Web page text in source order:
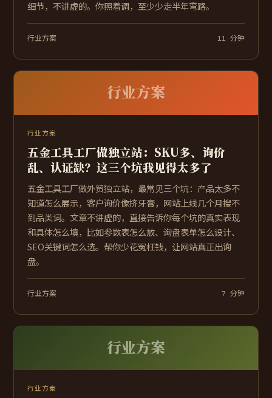
细节，不讲虚的。你照着调，至少少走半年弯路。
行业方案 11 分钟
行业方案
行业方案
五金工具工厂做独立站：SKU多、询价
乱、认证缺？这三个坑我见得太多了
五金工具工厂做外贸独立站，最常见三个坑：产品太多不
知道怎么展示，客户询价像挤牙膏，网站上线几个月搜不
到品类词。文章不讲虚的，直接告诉你每个坑的真实表现
和具体怎么填，比如参数表怎么放、询盘表单怎么设计、
SEO关键词怎么选。帮你少花冤枉钱，让网站真正出询
盘。
行业方案 7 分钟
行业方案
行业方案